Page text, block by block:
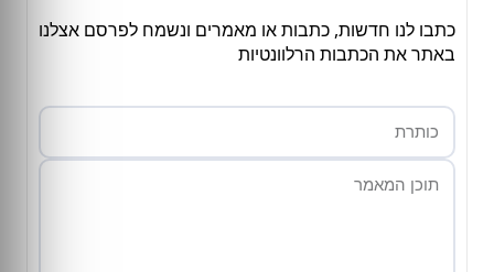
כתבו לנו חדשות, כתבות או מאמרים ונשמח לפרסם אצלנו
באתר את הכתבות הרלוונטיות